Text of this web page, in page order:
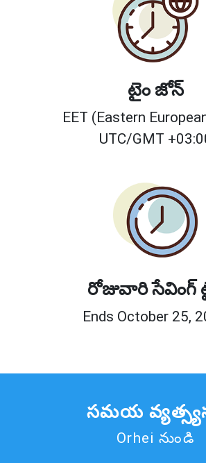
టైం జోన్
EET (Eastern
UTC/GMT
రోజువారి సేవింగ్
Ends October 25,
సమయ
Orhei నుండి